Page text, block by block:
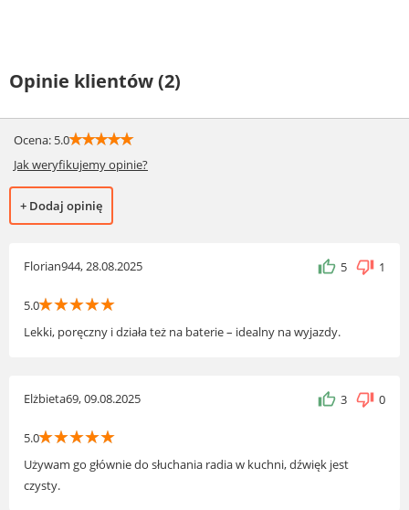
Opinie klientów (2)
Ocena: 5.0 ☆
☆
☆
☆
☆
Jak weryfikujemy opinie?
+ Dodaj opinię
Florian944, 28.08.2025 5 1
5.0 ☆
☆
☆
☆
☆
Lekki, poręczny i działa też na baterie – idealny na wyjazdy.
Elżbieta69, 09.08.2025 3 0
5.0 ☆
☆
☆
☆
☆
Używam go głównie do słuchania radia w kuchni, dźwięk jest
czysty.